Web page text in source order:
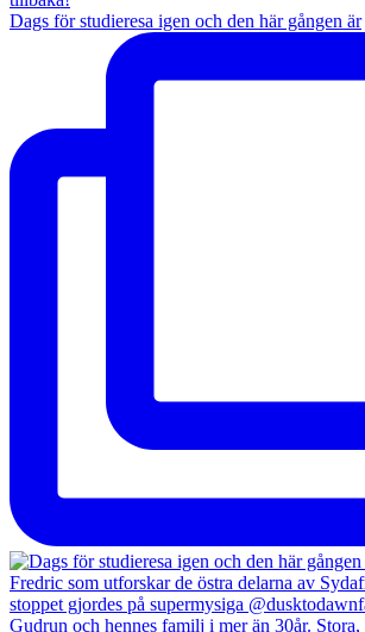
Dags för studieresa igen och den här gången är